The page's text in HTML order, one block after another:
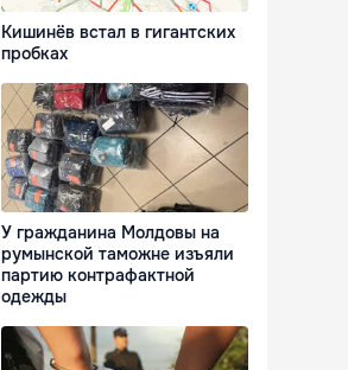
Кишинёв встал в гигантских
пробках
У гражданина Молдовы на
румынской таможне изъяли
партию контрафактной
одежды